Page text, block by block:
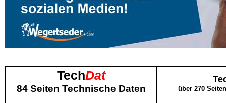
TechDat
84 Seiten Technische Daten über 270